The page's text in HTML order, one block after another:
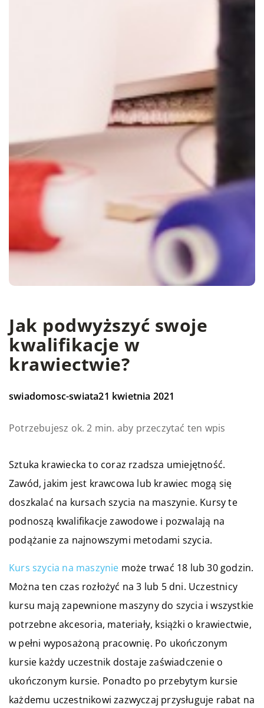
Jak podwyższyć swoje
kwalifikacje w
krawiectwie?
swiadomosc-swiata21 kwietnia 2021
Potrzebujesz ok. 2 min. aby przeczytać ten wpis
Sztuka krawiecka to coraz rzadsza umiejętność.
Zawód, jakim jest krawcowa lub krawiec mogą się
doszkalać na kursach szycia na maszynie. Kursy te
podnoszą kwalifikacje zawodowe i pozwalają na
podążanie za najnowszymi metodami szycia.
Kurs szycia na maszynie może trwać 18 lub 30 godzin.
Można ten czas rozłożyć na 3 lub 5 dni. Uczestnicy
kursu mają zapewnione maszyny do szycia i wszystkie
potrzebne akcesoria, materiały, książki o krawiectwie,
w pełni wyposażoną pracownię. Po ukończonym
kursie każdy uczestnik dostaje zaświadczenie o
ukończonym kursie. Ponadto po przebytym kursie
każdemu uczestnikowi zazwyczaj przysługuje rabat na